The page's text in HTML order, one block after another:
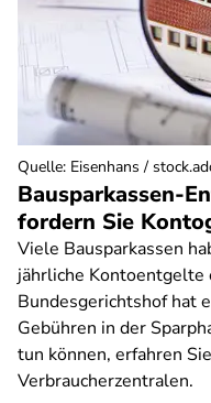
Bausparkassen-
fordern Sie
Viele Bausparkassen
jährliche
Bundesgerichtshof hat
Gebühren in der
tun können, erfahren
Verbraucherzentralen.
Quelle: Eisenhans /